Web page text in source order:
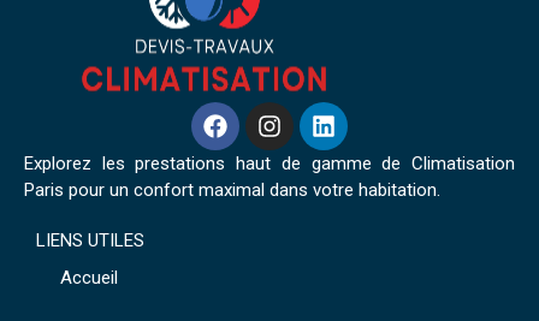
Explorez les prestations haut de gamme de Climatisation
Paris pour un confort maximal dans votre habitation.
LIENS UTILES
Accueil